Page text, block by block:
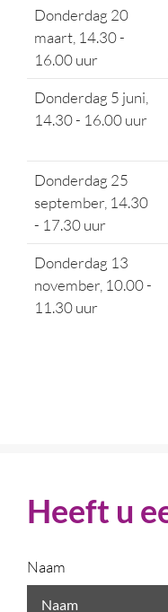
Donderdag 20
maart, 14.30 -
16.00 uur
Donderdag 5 juni,
14.30 - 16.00 uur
Donderdag 25
september, 14.30
- 17.30 uur
Donderdag 13
november, 10.00 -
11.30 uur
Heeft u
Naam